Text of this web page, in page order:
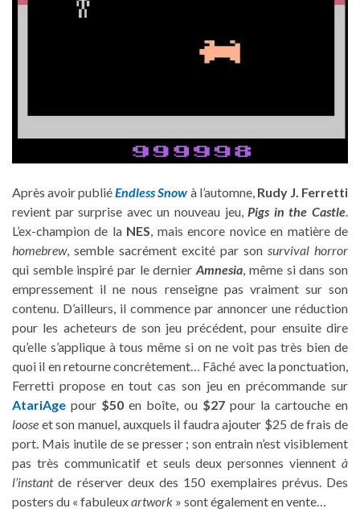
Après avoir publiéEndless Snow à l’automne, Rudy J. Ferretti
revient par surprise avec un nouveau jeu,Pigs in the Castle.
L’ex-champion de la NES, mais encore novice en matière de
homebrew, semble sacrément excité par son survival horror
qui semble inspiré par le dernierAmnesia, même si dans son
empressement il ne nous renseigne pas vraiment sur son
contenu. D’ailleurs, il commence par annoncer une réduction
pour les acheteurs de son jeu précédent, pour ensuite dire
qu’elle s’applique à tous même si on ne voit pas très bien de
quoi il en retourne concrètement… Fâché avec la ponctuation,
Ferretti propose en tout cas son jeu en précommande sur
AtariAge pour $50 en boîte, ou $27pour la cartouche en
loose et son manuel, auxquels il faudra ajouter $25 de frais de
port. Mais inutile de se presser ; son entrain n’est visiblement
pas très communicatif et seuls deux personnes viennent à
l’instantde réserver deux des 150 exemplaires prévus. Des
posters du « fabuleuxartwork » sont également en vente…